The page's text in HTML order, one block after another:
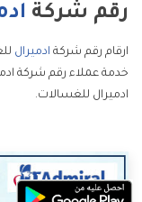
رقم شركة
ارقام رقم شركة ادميرال
خدمة عملاء رقم شركة
ادميرال للغسالات.